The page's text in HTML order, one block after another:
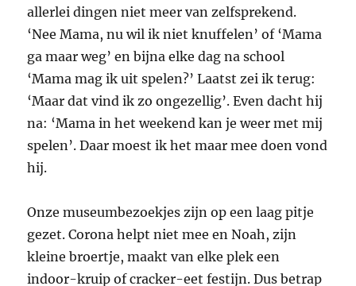
allerlei dingen niet meer van zelfsprekend.
‘Nee Mama, nu wil ik niet knuffelen’ of ‘Mama
ga maar weg’ en bijna elke dag na school
‘Mama mag ik uit spelen?’ Laatst zei ik terug:
‘Maar dat vind ik zo ongezellig’. Even dacht hij
na: ‘Mama in het weekend kan je weer met mij
spelen’. Daar moest ik het maar mee doen vond
hij.
Onze museumbezoekjes zijn op een laag pitje
gezet. Corona helpt niet mee en Noah, zijn
kleine broertje, maakt van elke plek een
indoor-kruip of cracker-eet festijn. Dus betrap